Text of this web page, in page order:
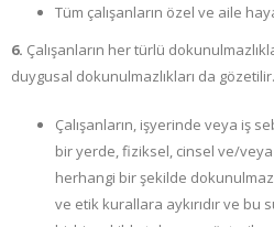
Tüm çalışanların özel ve aile
6. Çalışanların her türlü
duygusal dokunulmazlıkları da gözetilir.
Çalışanların, işyerinde veya iş
bir yerde, fiziksel, cinsel ve/
herhangi bir şekilde
ve etik kurallara aykırıdır ve bu